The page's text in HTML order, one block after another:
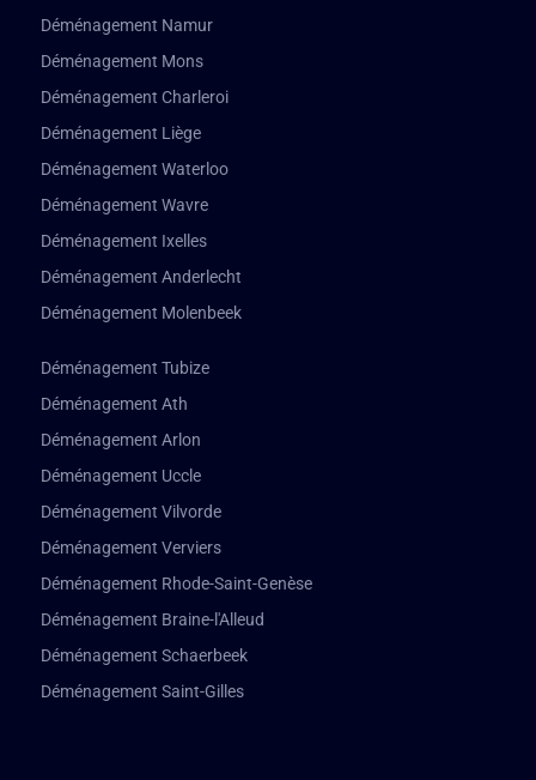
Déménagement Namur
Déménagement Mons
Déménagement Charleroi
Déménagement Liège
Déménagement Waterloo
Déménagement Wavre
Déménagement Ixelles
Déménagement Anderlecht
Déménagement Molenbeek
Déménagement Tubize
Déménagement Ath
Déménagement Arlon
Déménagement Uccle
Déménagement Vilvorde
Déménagement Verviers
Déménagement Rhode-Saint-Genèse
Déménagement Braine-l'Alleud
Déménagement Schaerbeek
Déménagement Saint-Gilles